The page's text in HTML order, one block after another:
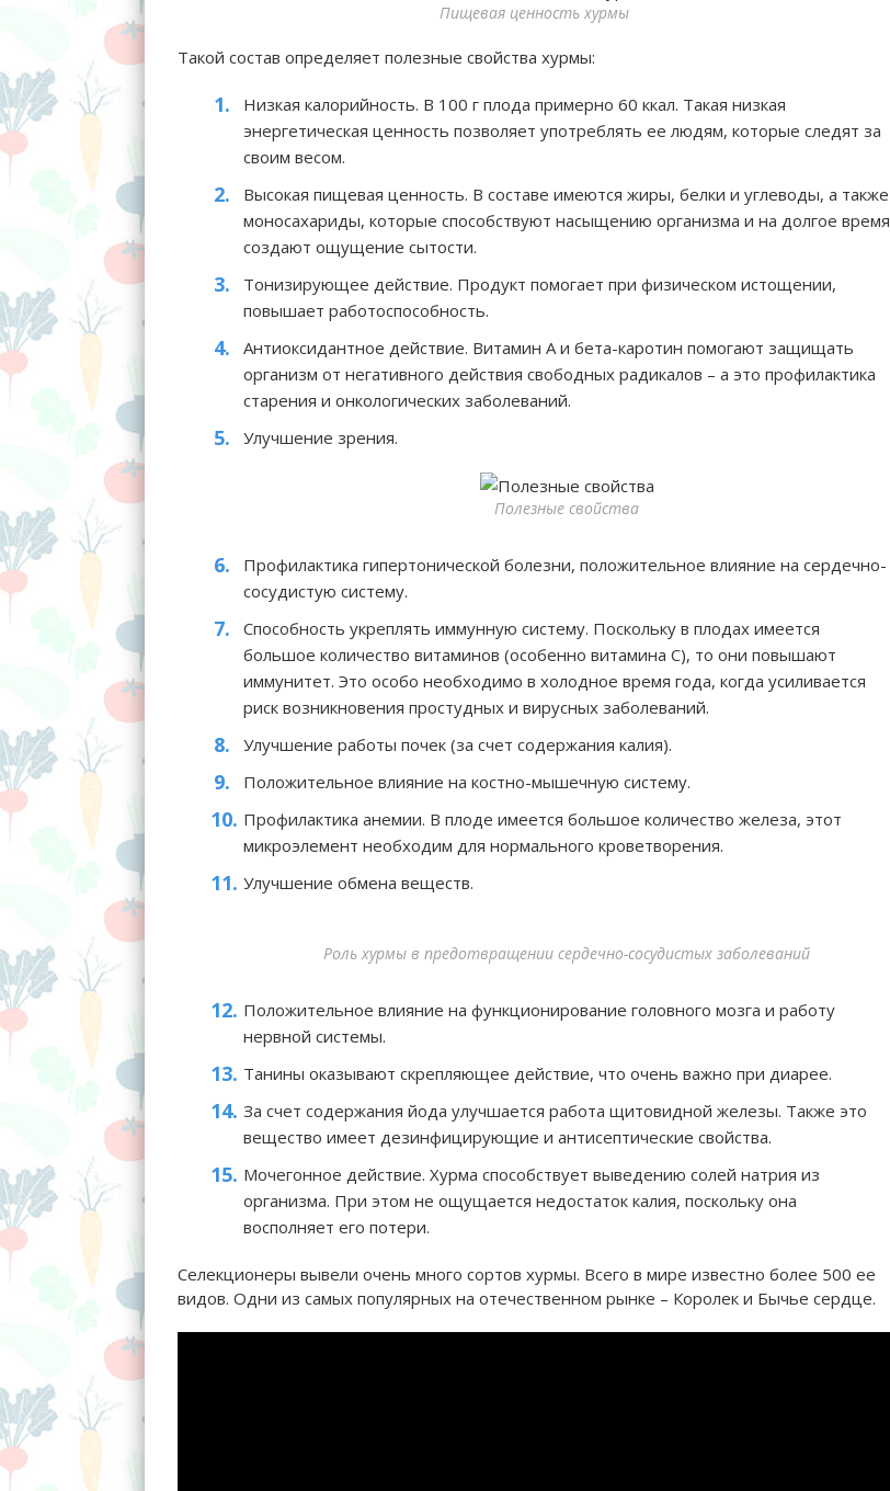
Пищевая ценность хурмы
Такой состав определяет полезные свойства хурмы:
Низкая калорийность. В 100 г плода примерно 60 ккал. Такая низкая
энергетическая ценность позволяет употреблять ее людям, которые следят за
своим весом.
Высокая пищевая ценность. В составе имеются жиры, белки и углеводы, а также
моносахариды, которые способствуют насыщению организма и на долгое время
создают ощущение сытости.
Тонизирующее действие. Продукт помогает при физическом истощении,
повышает работоспособность.
Антиоксидантное действие. Витамин А и бета-каротин помогают защищать
организм от негативного действия свободных радикалов – а это профилактика
старения и онкологических заболеваний.
Улучшение зрения.
Полезные свойства
Профилактика гипертонической болезни, положительное влияние на сердечно-
сосудистую систему.
Способность укреплять иммунную систему. Поскольку в плодах имеется
большое количество витаминов (особенно витамина С), то они повышают
иммунитет. Это особо необходимо в холодное время года, когда усиливается
риск возникновения простудных и вирусных заболеваний.
Улучшение работы почек (за счет содержания калия).
Положительное влияние на костно-мышечную систему.
Профилактика анемии. В плоде имеется большое количество железа, этот
микроэлемент необходим для нормального кроветворения.
Улучшение обмена веществ.
Роль хурмы в предотвращении сердечно-сосудистых заболеваний
Положительное влияние на функционирование головного мозга и работу
нервной системы.
Танины оказывают скрепляющее действие, что очень важно при диарее.
За счет содержания йода улучшается работа щитовидной железы. Также это
вещество имеет дезинфицирующие и антисептические свойства.
Мочегонное действие. Хурма способствует выведению солей натрия из
организма. При этом не ощущается недостаток калия, поскольку она
восполняет его потери.
Селекционеры вывели очень много сортов хурмы. Всего в мире известно более 500 ее
видов. Одни из самых популярных на отечественном рынке – Королек и Бычье сердце.